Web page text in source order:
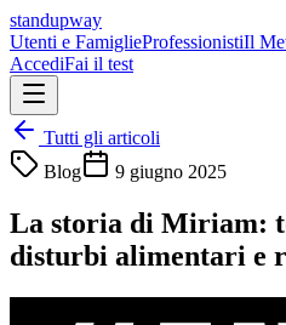
standupway
Utenti e FamiglieProfessionistiIl
AccediFai il test
Tutti gli articoli
Blog
9 giugno 2025
La storia di Miriam:
disturbi alimentari e